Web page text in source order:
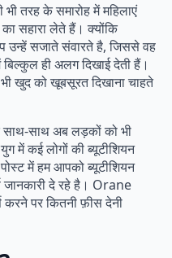
तरह के समारोह में महिलाएं
सहारा लेते हैं। क्योंकि
उन्हें सजाते संवारते है, जिससे वह
ही अलग दिखाई देती हैं।‌
खुद को खूबसूरत दिखाना चाहते
साथ-साथ अब लड़कों को भी
में कई लोगों की ब्यूटीशियन
में हम आपको ब्यूटीशियन
जानकारी दे रहे है। Orane
पर कितनी फ़ीस देनी